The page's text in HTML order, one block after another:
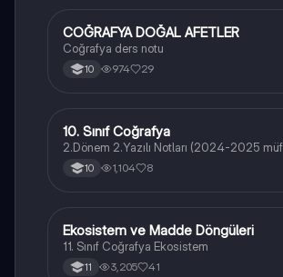
Coğrafya
COĞRAFYA DOĞAL AFETLER
Coğrafya ders notu
10 974 29
Coğrafya
10. Sınıf Coğrafya
2.Dönem 2.Yazılı Notları (2024-2025
10 1,104 8
Coğrafya
Ekosistem ve Madde Döngüleri
11. Sınıf Coğrafya Ekosistem
11 3,205 41